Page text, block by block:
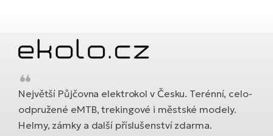
Největší Půjčovna elektrokol v Česku. Terénní, celo-
odpružené eMTB, trekingové i městské modely.
Helmy, zámky a další příslušenství zdarma.